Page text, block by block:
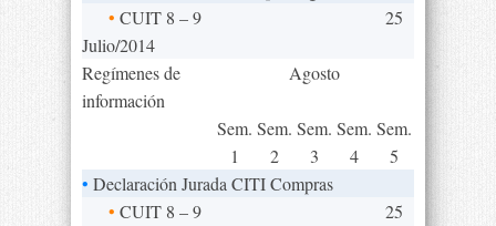
• CUIT 8 – 9
Julio/2014
25
Regímenes de
información
Agosto
Sem.
1
Sem.
2
Sem.
3
Sem.
4
Sem.
5
• Declaración Jurada CITI Compras
• CUIT 8 – 9
25